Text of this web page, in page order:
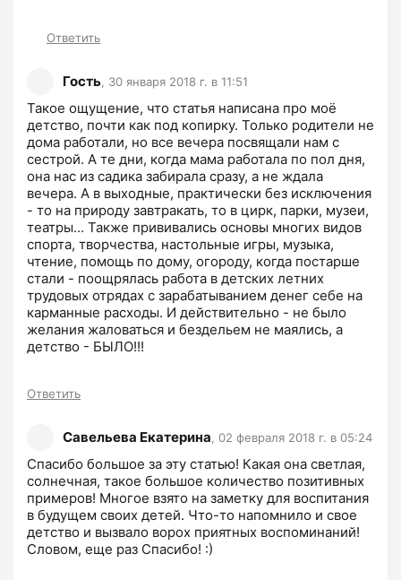
Ответить
Гость, 30 января 2018 г. в 11:51
Такое ощущение, что статья написана про моё
детство, почти как под копирку. Только родители не
дома работали, но все вечера посвящали нам с
сестрой. А те дни, когда мама работала по пол дня,
она нас из садика забирала сразу, а не ждала
вечера. А в выходные, практически без исключения
- то на природу завтракать, то в цирк, парки, музеи,
театры... Также прививались основы многих видов
спорта, творчества, настольные игры, музыка,
чтение, помощь по дому, огороду, когда постарше
стали - поощрялась работа в детских летних
трудовых отрядах с зарабатыванием денег себе на
карманные расходы. И действительно - не было
желания жаловаться и бездельем не маялись, а
детство - БЫЛО!!!
Ответить
Савельева Екатерина, 02 февраля 2018 г. в 05:24
Спасибо большое за эту статью! Какая она светлая,
солнечная, такое большое количество позитивных
примеров! Многое взято на заметку для воспитания
в будущем своих детей. Что-то напомнило и свое
детство и вызвало ворох приятных воспоминаний!
Словом, еще раз Спасибо! :)